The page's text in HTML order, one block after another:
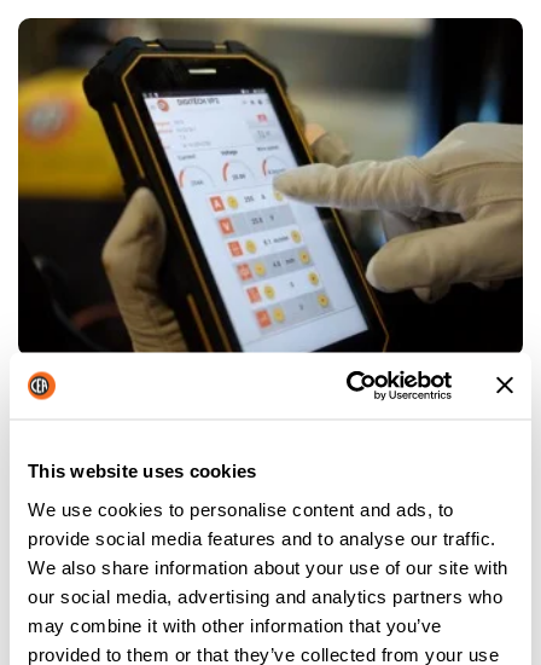
This website uses cookies
We use cookies to personalise content and ads, to
provide social media features and to analyse our traffic.
We also share information about your use of our site with
our social media, advertising and analytics partners who
may combine it with other information that you’ve
provided to them or that they’ve collected from your use
La norma EN1090 contiene las referencias para el
su procesamiento (corte, conformado, soldadura, etc.) y
especifica además los requisitos para evaluar la
conformidad de las características de rendimiento y los
componentes estructurales, junto con los kits
comercializados como productos de construcción.